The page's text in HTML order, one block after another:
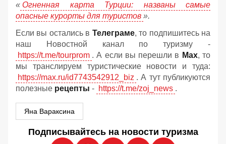
« Огненная карта Турции: названы самые
опасные курорты для туристов ».
Если вы остались в Телеграме, то подпишитесь на
наш Новостной канал по туризму -
https://t.me/tourprom . А если вы перешли в Мах, то
мы транслируем туристические новости и туда:
https://max.ru/id7743542912_biz . А тут публикуются
полезные рецепты - https://t.me/zoj_news .
Яна Вараксина
Подписывайтесь на новости туризма